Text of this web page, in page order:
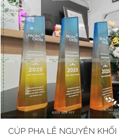
CÚP PHA LÊ NGUYÊN KHỐI